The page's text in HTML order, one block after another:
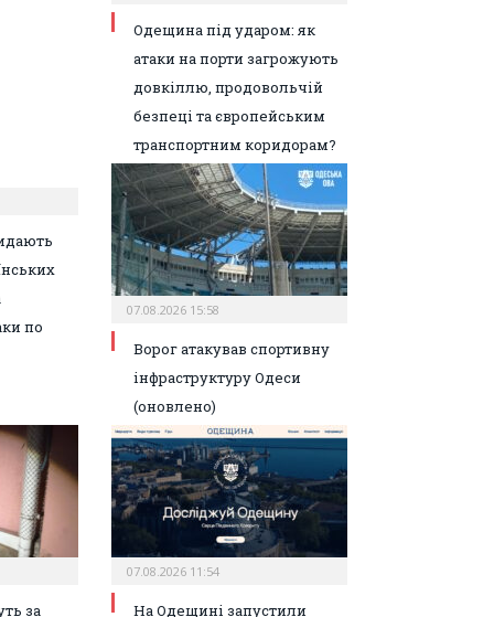
Одещина під ударом: як
атаки на порти загрожують
довкіллю, продовольчій
безпеці та європейським
транспортним коридорам?
по
07.08.2026 15:58
Ворог атакував спортивну
інфраструктуру Одеси
(оновлено)
за
07.08.2026 11:54
На Одещині запустили